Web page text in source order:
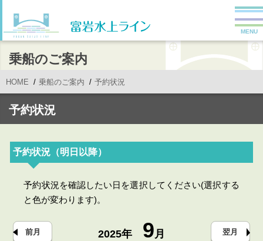
MENU
乗船のご案内
HOME 乗船のご案内 予約状況
予約状況
予約状況（明日以降）
予約状況を確認したい日を選択してください(選択する
と色が変わります)。
前月 2025年 9月 翌月